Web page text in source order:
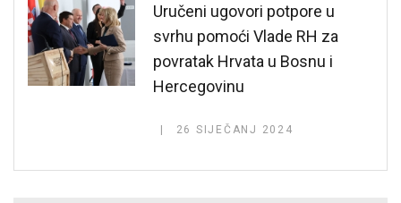
Uručeni ugovori potpore u
svrhu pomoći Vlade RH za
povratak Hrvata u Bosnu i
Hercegovinu
26 SIJEČANJ 2024